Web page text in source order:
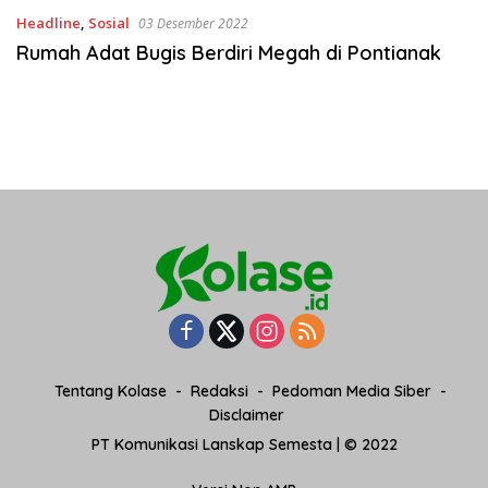
Headline, Sosial 03 Desember 2022
Rumah Adat Bugis Berdiri Megah di Pontianak
Tentang Kolase Redaksi
Pedoman Media Siber
Disclaimer
PT Komunikasi Lanskap Semesta | © 2022